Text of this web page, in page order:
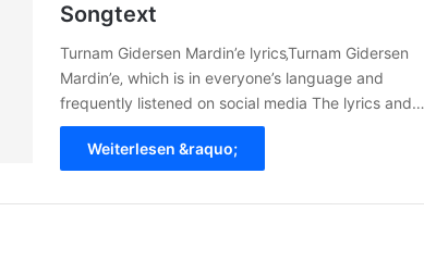
Songtext
Turnam Gidersen Mardin’e lyrics‚Turnam Gidersen
Mardin’e‚ which is in everyone’s language and
frequently listened on social media The lyrics and…
Weiterlesen &raquo;